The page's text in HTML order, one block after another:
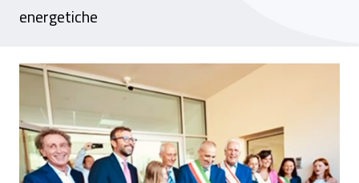
energetiche
Iniziative immobiliari di elevata utilità